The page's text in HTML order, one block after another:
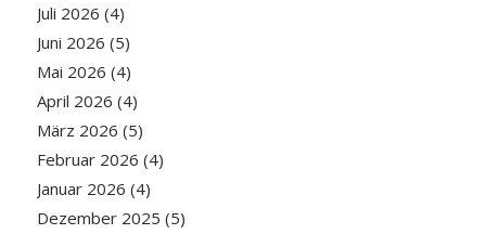
Juli 2026 (4)
Juni 2026 (5)
Mai 2026 (4)
April 2026 (4)
März 2026 (5)
Februar 2026 (4)
Januar 2026 (4)
Dezember 2025 (5)